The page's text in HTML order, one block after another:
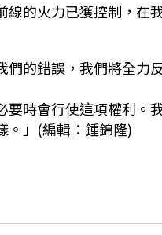
的火力已獲控制，在
的錯誤，我們將全力
時會行使這項權利。
。」(編輯：鍾錦隆)